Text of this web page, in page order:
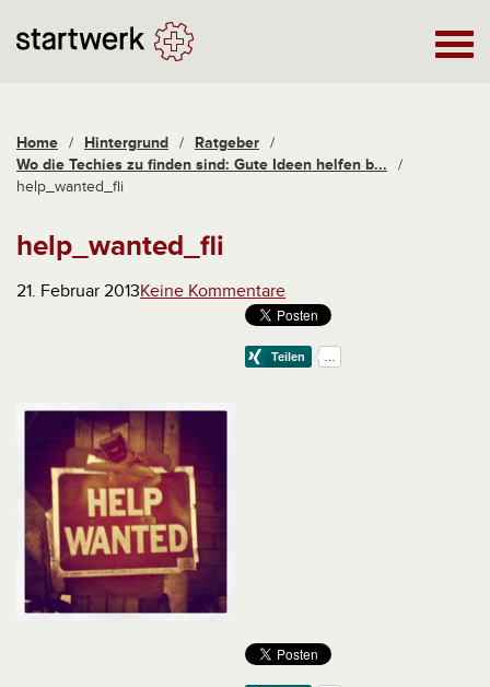
Home / Hintergrund / Ratgeber /
Wo die Techies zu finden sind: Gute Ideen helfen b...
/
help_wanted_fli
help_wanted_fli
21. Februar 2013Keine Kommentare